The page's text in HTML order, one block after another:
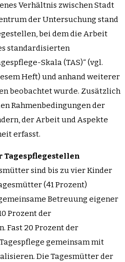
Verhältnis zwischen Stadt
der Untersuchung stand
bei dem die Arbeit
standardisierten
Skala (TAS)“ (vgl.
Heft) und anhand weiterer
beobachtet wurde. Zusätzlich
Rahmenbedingungen der
der Arbeit und Aspekte
erfasst.
Tagespflegestellen
sind bis zu vier Kinder
(41 Prozent)
Betreuung eigener
Prozent der
Fast 20 Prozent der
gemeinsam mit
Die Tagesmütter der